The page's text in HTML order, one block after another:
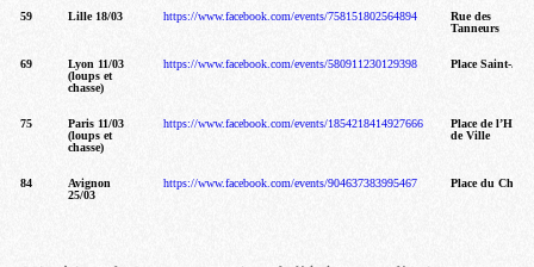
59 Lille 18/03 https://www.facebook.com/events/758151802564894
Rue des
Tanneurs
69
Lyon 11/03
(loups et
chasse)
https://www.facebook.com/events/580911230129398 Place Saint-
75
Paris 11/03
(loups et
chasse)
https://www.facebook.com/events/1854218414927666
Place de l’Hôtel
de Ville
84
Avignon
25/03
https://www.facebook.com/events/904637383995467 Place du